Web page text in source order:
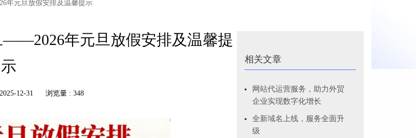
年元旦放假安排及温馨提示
年元旦放假安排及温馨提
示
12-31 浏览量 : 348
相关文章
网站代运营服务，助力外贸
企业实现数字化增长
全新域名上线，服务全面升
级